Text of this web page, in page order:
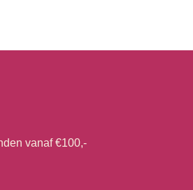
vanaf €100,-